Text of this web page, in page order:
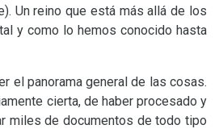
Un reino que está más allá de los
y como lo hemos conocido hasta
el panorama general de las cosas.
cierta, de haber procesado y
miles de documentos de todo tipo